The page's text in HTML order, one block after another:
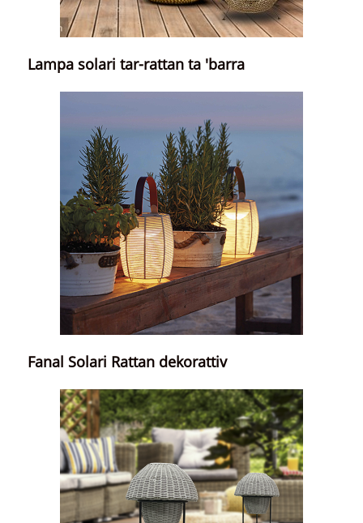
Lampa solari tar-rattan ta 'barra
Fanal Solari Rattan dekorattiv